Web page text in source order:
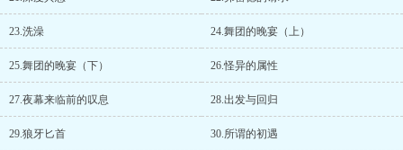
23.洗澡 24.舞团的晚宴（上）
25.舞团的晚宴（下） 26.怪异的属性
27.夜幕来临前的叹息 28.出发与回归
29.狼牙匕首 30.所谓的初遇